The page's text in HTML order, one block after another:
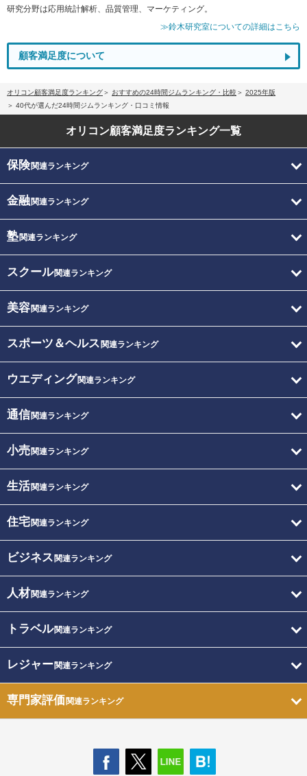
研究分野は応用統計解析、品質管理、マーケティング。
≫鈴木研究室についての詳細はこちら
顧客満足度について
オリコン顧客満足度ランキング おすすめの24時間ジムランキング・比較
2025年版
40代が選んだ24時間ジムランキング・口コミ情報
オリコン顧客満足度ランキング一覧
保険関連ランキング
金融関連ランキング
塾関連ランキング
スクール関連ランキング
美容関連ランキング
スポーツ＆ヘルス 関連ランキング
ウエディング関連ランキング
通信関連ランキング
小売関連ランキング
生活関連ランキング
住宅関連ランキング
ビジネス 関連ランキング
人材関連ランキング
トラベル関連ランキング
レジャー関連ランキング
専門家評価関連ランキング